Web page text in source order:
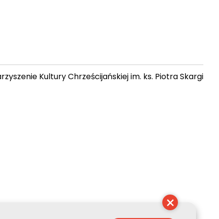
Kultury Chrześcijańskiej im. ks. Piotra Skargi
×